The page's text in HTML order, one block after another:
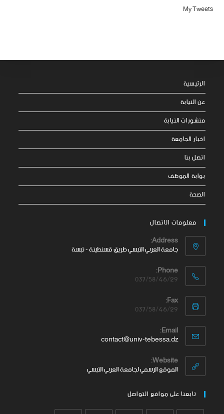
My Tweets
الرئيسية
عن النيابة
منشورات النيابة
اخبار الجامعة
اتصل بنا
بوابة الموظف
الصحة
معلومات الاتصال
Address:
جامعة العربي التبسي طريق قسنطينة - تبسة
Phone:
037/58/46/29
Fax:
037/58/46/29
Email:
contact@univ-tebessa.dz
Website:
الموقع الرسمي لجامعة العربي التبسي
تابعنا على موافع التواصل